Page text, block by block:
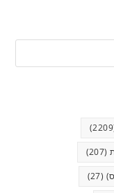
(207)
(27)